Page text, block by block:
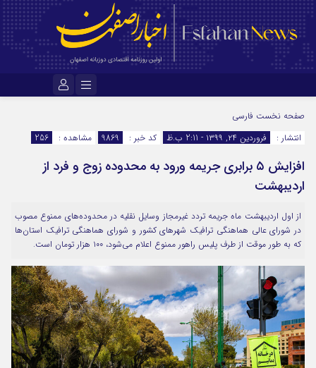
رمز عبور
مرا به خاطر بسپار
صفحه نخست فارسی
انتشار :
فروردین ۲۴, ۱۳۹۹ - 2:11 ب.ظ کد خبر : 9869 مشاهده : 256
افزایش ۵ برابری جریمه ورود به محدوده زوج و فرد از
اردیبهشت
از اول اردیبهشت ماه جریمه تردد غیرمجاز وسایل نقلیه در محدوده‌های ممنوع مصوب
در شورای عالی هماهنگی ترافیک شهرهای کشور و شورای هماهنگی ترافیک استان‌ها
که به طور موقت از طرف پلیس راهور ممنوع اعلام می‌شود، ۱۰۰ هزار تومان است.